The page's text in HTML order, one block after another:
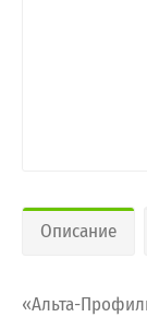
Описание
«Альта-